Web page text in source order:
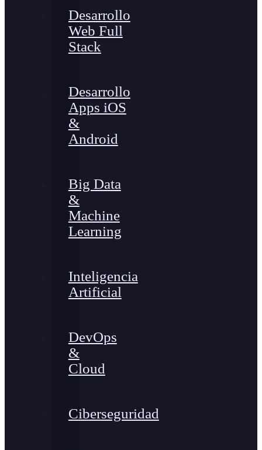
Desarrollo
Web Full
Stack
Desarrollo
Apps iOS
&
Android
Big Data
&
Machine
Learning
Inteligencia
Artificial
DevOps
&
Cloud
Ciberseguridad